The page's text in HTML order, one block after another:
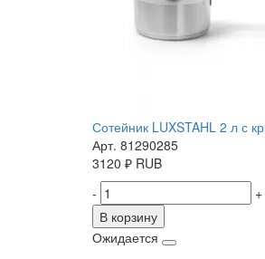
Сотейник LUXSTAHL 2 л с
Арт. 81290285
3120 ₽ RUB
-
+
В корзину
Ожидается